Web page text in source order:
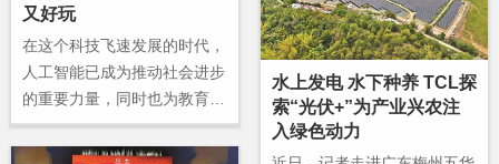
水上发电 水下种养 TCL探
索“光伏+”为产业兴农注
入绿色动力
又好玩
在这个科技飞速发展的时代，
人工智能已成为推动社会进步
的重要力量，同时也为教育带
来更多可能性。深圳技术大学
紧跟时代步伐，开设了一系列